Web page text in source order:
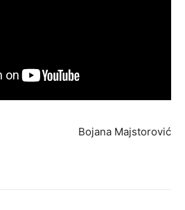
Bojana Majstorović